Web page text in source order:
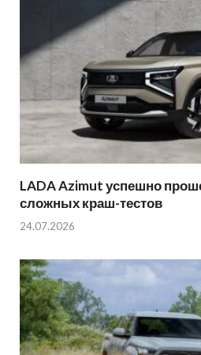
LADA Azimut успешно
сложных краш-тестов
24.07.2026